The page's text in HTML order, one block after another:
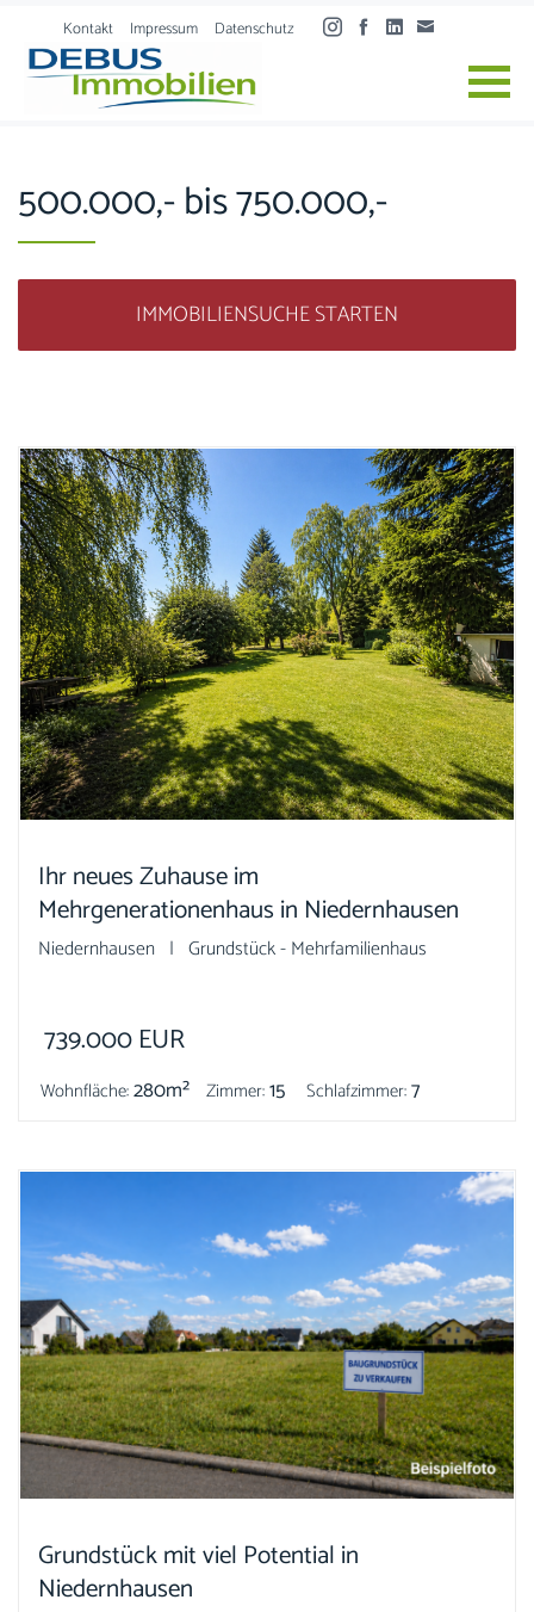
Skip to content
Kontakt Impressum Datenschutz
500.000,- bis 750.000,-
IMMOBILIENSUCHE STARTEN
Ihr neues Zuhause im
Mehrgenerationenhaus in Niedernhausen
Niedernhausen | Grundstück - Mehrfamilienhaus
739.000EUR
Wohnfläche:280m² Zimmer:15 Schlafzimmer:7
Grundstück mit viel Potential in
Niedernhausen